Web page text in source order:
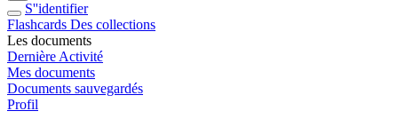
S''identifier
Flashcards Des collections
Les documents
Dernière Activité
Mes documents
Documents sauvegardés
Profil